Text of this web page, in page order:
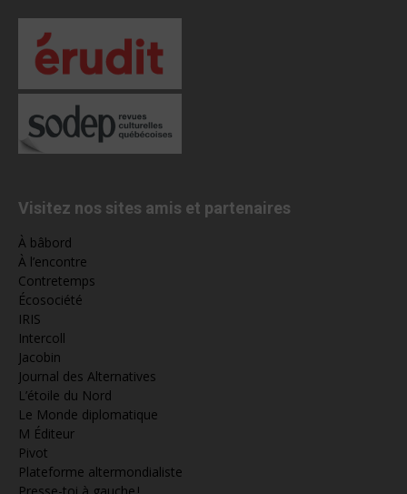
Visitez nos sites amis et partenaires
À bâbord
À l’encontre
Contretemps
Écosociété
IRIS
Intercoll
Jacobin
Journal des Alternatives
L’étoile du Nord
Le Monde diplomatique
M Éditeur
Pivot
Plateforme altermondialiste
Presse-toi à gauche !